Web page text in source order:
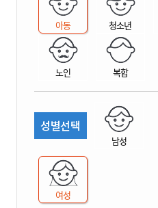
아동 청소년
노인 복합
성별선택
남성
여성